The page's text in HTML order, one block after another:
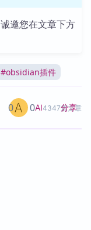
邀您在文章下方
#obsidian插件
AI4347篇文章
0 0 分享